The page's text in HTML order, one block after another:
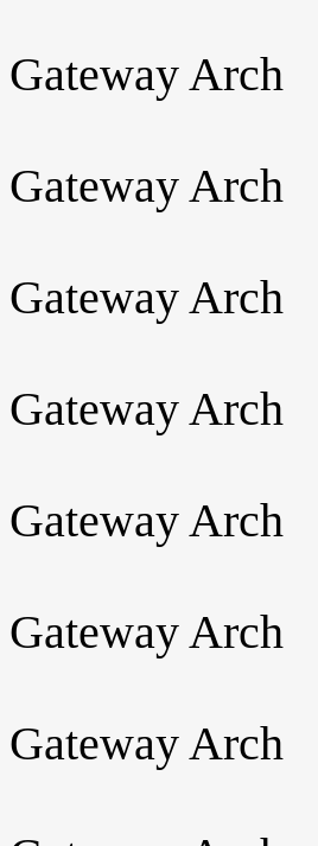
Gateway Arch
Gateway Arch
Gateway Arch
Gateway Arch
Gateway Arch
Gateway Arch
Gateway Arch